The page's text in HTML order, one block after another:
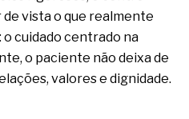
vista o que realmente
cuidado centrado na
o paciente não deixa de
valores e dignidade.